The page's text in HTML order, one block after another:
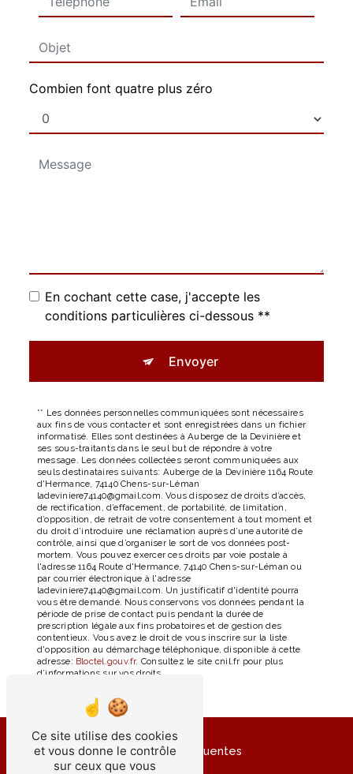
Combien font quatre plus zéro
En cochant cette case, j'accepte les
conditions particulières ci-dessous **
Envoyer
** Les données personnelles communiquées sont nécessaires
aux fins de vous contacter et sont enregistrées dans un fichier
informatisé. Elles sont destinées à Auberge de la Devinière et
ses sous-traitants dans le seul but de répondre à votre
message. Les données collectées seront communiquées aux
seuls destinataires suivants: Auberge de la Devinière 1164 Route
d'Hermance, 74140 Chens-sur-Léman
ladeviniere74140@gmail.com. Vous disposez de droits d’accès,
de rectification, d’effacement, de portabilité, de limitation,
d’opposition, de retrait de votre consentement à tout moment et
du droit d’introduire une réclamation auprès d’une autorité de
contrôle, ainsi que d’organiser le sort de vos données post-
mortem. Vous pouvez exercer ces droits par voie postale à
l'adresse 1164 Route d'Hermance, 74140 Chens-sur-Léman ou
par courrier électronique à l'adresse
ladeviniere74140@gmail.com. Un justificatif d'identité pourra
vous être demandé. Nous conservons vos données pendant la
période de prise de contact puis pendant la durée de
prescription légale aux fins probatoires et de gestion des
contentieux. Vous avez le droit de vous inscrire sur la liste
d'opposition au démarchage téléphonique, disponible à cette
adresse:
Bloctel.gouv.fr. Consultez le site cnil.fr pour plus
d’informations sur vos droits.
Recherches fréquentes
Ce site utilise des cookies
et vous donne le contrôle
sur ceux que vous